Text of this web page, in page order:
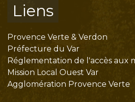
Liens
Provence Verte & Verdon
Préfecture du Var
Réglementation de l'accès aux
Mission Local Ouest Var
Agglomération Provence Verte